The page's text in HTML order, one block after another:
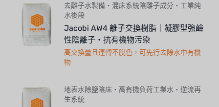
去離子水製備・混床系統陰離子成分・工業純
水後段
Jacobi AW4 離子交換樹脂｜凝膠型強鹼
性陰離子・抗有機物污染
高交換量且運轉不脫色，可先行去除水中有機
物
地表水除鹽陰床・高有機負荷工業水・逆流再
生系統